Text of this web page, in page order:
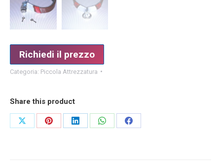
Richiedi il prezzo
Categoria: Piccola Attrezzatura
Share this product
CondividiCondividiCondividiCondividiCondividi